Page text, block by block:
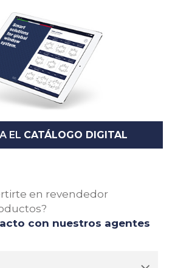
EL CATÁLOGO DIGITAL
en revendedor
con nuestros agentes